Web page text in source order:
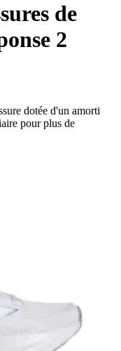
de
2
dotée d'un amorti
pour plus de